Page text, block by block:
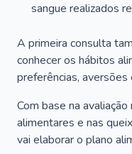
sangue realizados
A primeira consulta
conhecer os hábitos
preferências, aversões
Com base na
alimentares e nas
vai elaborar o plano